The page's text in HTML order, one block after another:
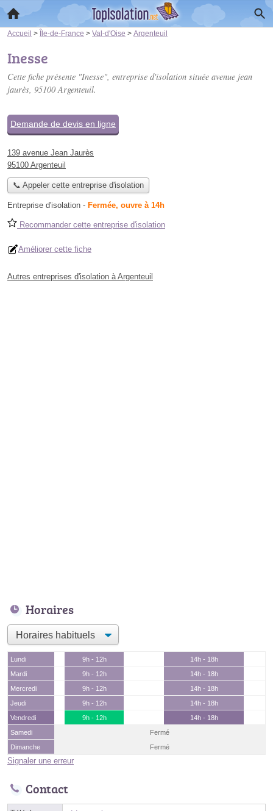
Accueil > Île-de-France > Val-d'Oise > Argenteuil
Inesse
Cette fiche présente "Inesse", entreprise d'isolation située avenue jean
jaurès, 95100 Argenteuil.
Demande de devis en ligne
139 avenue Jean Jaurès
95100 Argenteuil
📞 Appeler cette entreprise d'isolation
Entreprise d'isolation - Fermée, ouvre à 14h
Recommander cette entreprise d'isolation
Améliorer cette fiche
Autres entreprises d'isolation à Argenteuil
Horaires
Lundi 9h - 12h
14h - 18h
Mardi
9h - 12h
14h - 18h
Mercredi
9h - 12h
14h - 18h
Jeudi
9h - 12h
14h - 18h
Vendredi
9h - 12h
14h - 18h
Samedi
Fermé
Dimanche
Fermé
Signaler une erreur
Contact